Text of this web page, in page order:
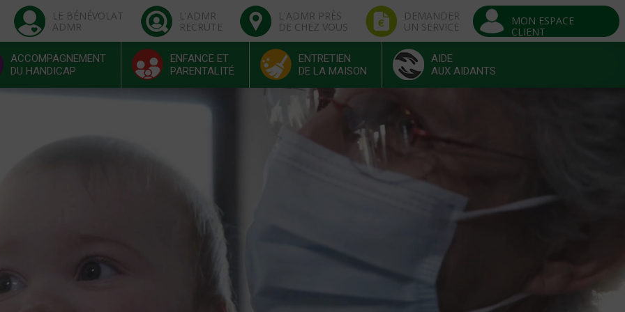
LE BÉNÉVOLAT
ADMR
L'ADMR
RECRUTE
L'ADMR PRÈS
DE CHEZ VOUS
DEMANDER
UN SERVICE
MON ESPACE
CLIENT
ACCOMPAGNEMENT
DU HANDICAP
ENFANCE ET
PARENTALITÉ
ENTRETIEN
DE LA MAISON
AIDE
AUX AIDANTS